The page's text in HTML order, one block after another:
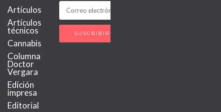
Artículos
Artículos
técnicos
Cannabis
Columna
Doctor
Vergara
Edición
impresa
Editorial